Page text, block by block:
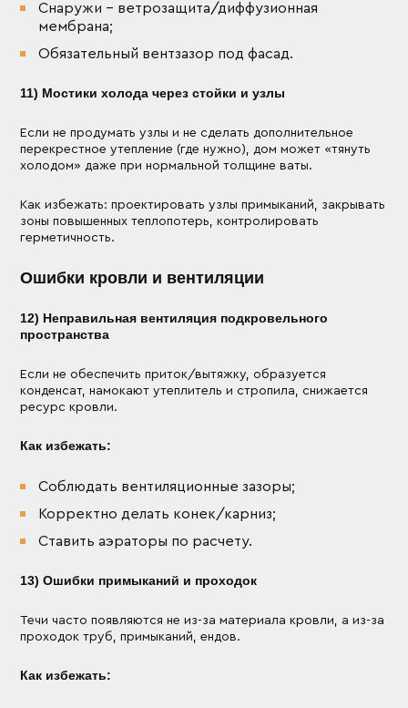
Снаружи – ветрозащита/диффузионная
мембрана;
Обязательный вентзазор под фасад.
11) Мостики холода через стойки и узлы
Если не продумать узлы и не сделать дополнительное
перекрестное утепление (где нужно), дом может «тянуть
холодом» даже при нормальной толщине ваты.
Как избежать: проектировать узлы примыканий, закрывать
зоны повышенных теплопотерь, контролировать
герметичность.
Ошибки кровли и вентиляции
12) Неправильная вентиляция подкровельного
пространства
Если не обеспечить приток/вытяжку, образуется
конденсат, намокают утеплитель и стропила, снижается
ресурс кровли.
Как избежать:
Соблюдать вентиляционные зазоры;
Корректно делать конек/карниз;
Ставить аэраторы по расчету.
13) Ошибки примыканий и проходок
Течи часто появляются не из-за материала кровли, а из-за
проходок труб, примыканий, ендов.
Как избежать: